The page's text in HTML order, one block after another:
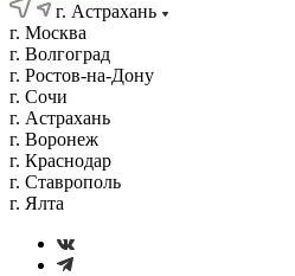
г. Астрахань
г. Москва
г. Волгоград
г. Ростов-на-Дону
г. Сочи
г. Астрахань
г. Воронеж
г. Краснодар
г. Ставрополь
г. Ялта